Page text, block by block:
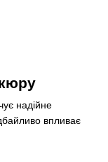
надійне
впливає